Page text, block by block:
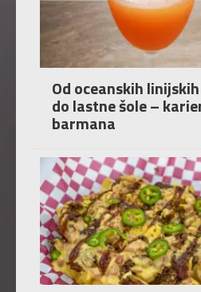
Od oceanskih
do lastne šole –
barmana